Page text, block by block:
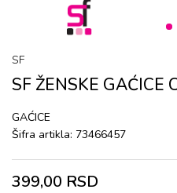
1
SF
SF ŽENSKE GAĆICЕ
GAĆICЕ
Šifra artikla: 73466457
399,00 RSD